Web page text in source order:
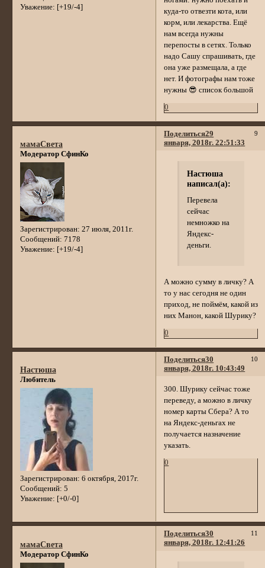
Уважение: [+19/-4]
куда-то отвезти кота, или
корм, или лекарства. Ещё
нам всегда нужны
перепосты в сетях. Только
надо Сашу спрашивать, где
она уже размещала, а где
нет. И фотографы нам тоже
нужны 😎 список большой
0
Поделиться 9
29
января, 2018г. 22:51:33
мамаСвета
Модератор СфинКо
Зарегистрирован: 27 июля, 2011г.
Сообщений: 7178
Уважение: [+19/-4]
Настюша
написал(а):
Перевела
сейчас
немножко на
Яндекс-
деньги.
А можно сумму в личку? А
то у нас сегодня не один
приход, не поймём, какой из
них Манон, какой Шурику?
0
Поделиться 10
30
января, 2018г. 10:43:49
Настюша
Любитель
Зарегистрирован: 6 октября, 2017г.
Сообщений: 5
Уважение: [+0/-0]
300. Шурику сейчас тоже
переведу, а можно в личку
номер карты Сбера? А то
на Яндекс-деньгах не
получается назначение
указать.
0
Поделиться 11
30
января, 2018г. 12:41:26
мамаСвета
Модератор СфинКо